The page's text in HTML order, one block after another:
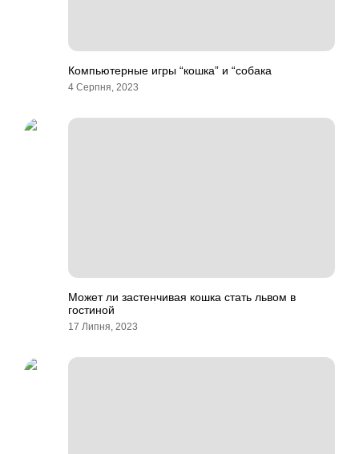
Компьютерные игры “кошка” и “собака
4 Серпня, 2023
Может ли застенчивая кошка стать львом в
гостиной
17 Липня, 2023